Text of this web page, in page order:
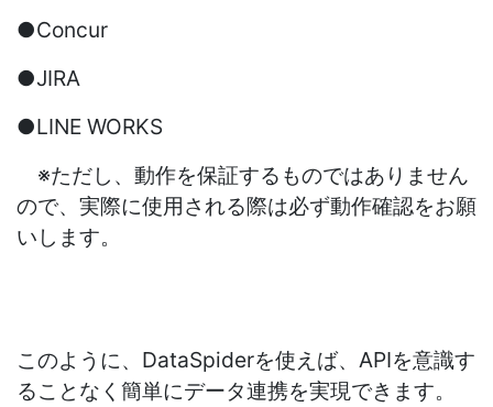
●Concur
●JIRA
●LINE WORKS
※ただし、動作を保証するものではありません
ので、実際に使用される際は必ず動作確認をお願
いします。
このように、DataSpiderを使えば、APIを意識す
ることなく簡単にデータ連携を実現できます。